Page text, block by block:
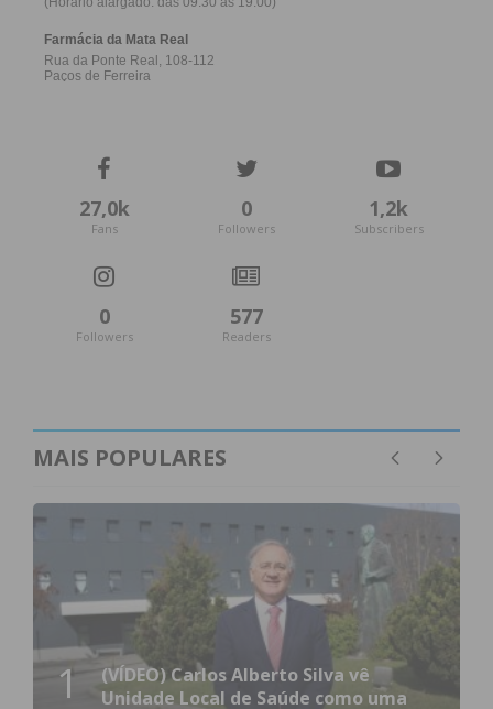
27,0k
Fans
0
Followers
1,2k
Subscribers
0
Followers
577
Readers
MAIS POPULARES
1
(VÍDEO) Carlos Alberto Silva vê
Unidade Local de Saúde como uma